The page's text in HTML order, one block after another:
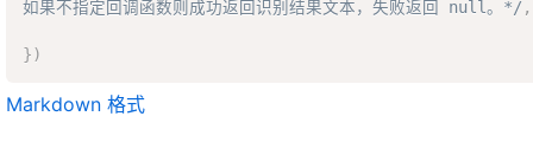
如果不指定回调函数则成功返回识别结果文本，失败返回 null。*/ ,
})
Markdown 格式